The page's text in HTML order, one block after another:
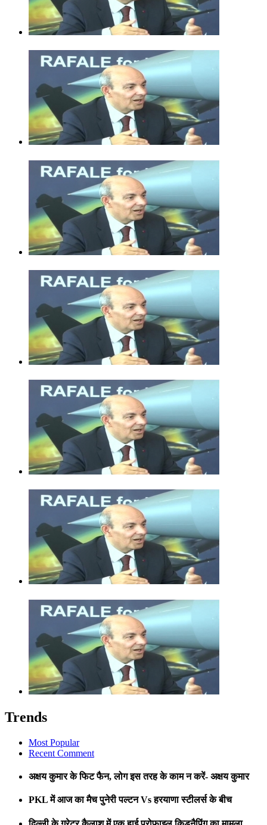
Trends
Most Popular
Recent Comment
अक्षय कुमार के फिट फैन, लोग इस तरह के काम न करें- अक्षय कुमार
PKL में आज का मैच पुनेरी पल्टन Vs हरयाणा स्टीलर्स के बीच